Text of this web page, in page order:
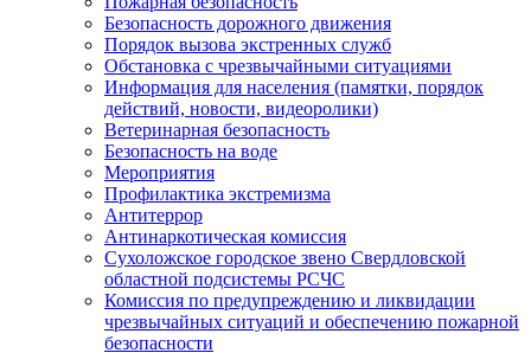
Безопасность дорожного движения
Порядок вызова экстренных служб
Обстановка с чрезвычайными ситуациями
Информация для населения (памятки, порядок
действий, новости, видеоролики)
Ветеринарная безопасность
Безопасность на воде
Мероприятия
Профилактика экстремизма
Антитеррор
Антинаркотическая комиссия
Сухоложское городское звено Свердловской
областной подсистемы РСЧС
Комиссия по предупреждению и ликвидации
чрезвычайных ситуаций и обеспечению пожарной
безопасности